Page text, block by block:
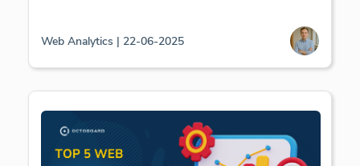
Web Analytics | 22-06-2025